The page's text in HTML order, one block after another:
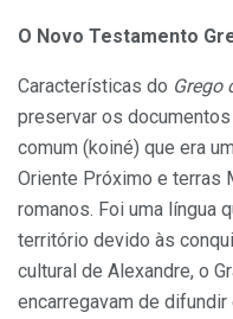
O Novo Testamento
Características do Grego
preservar os
comum (koiné) que era
Oriente Próximo e terras
romanos. Foi uma língua
território devido às
cultural de Alexandre, o
encarregavam de